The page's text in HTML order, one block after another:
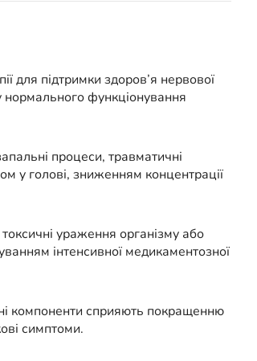
для підтримки здоров’я нервової
нормального функціонування
процеси, травматичні
у голові, зниженням концентрації
ураження організму або
інтенсивної медикаментозної
компоненти сприяють покращенню
симптоми.